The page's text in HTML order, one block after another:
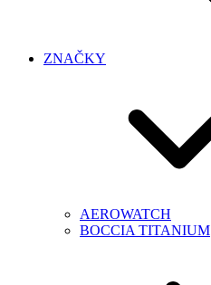
ZNAČKY
AEROWATCH
BOCCIA TITANIUM